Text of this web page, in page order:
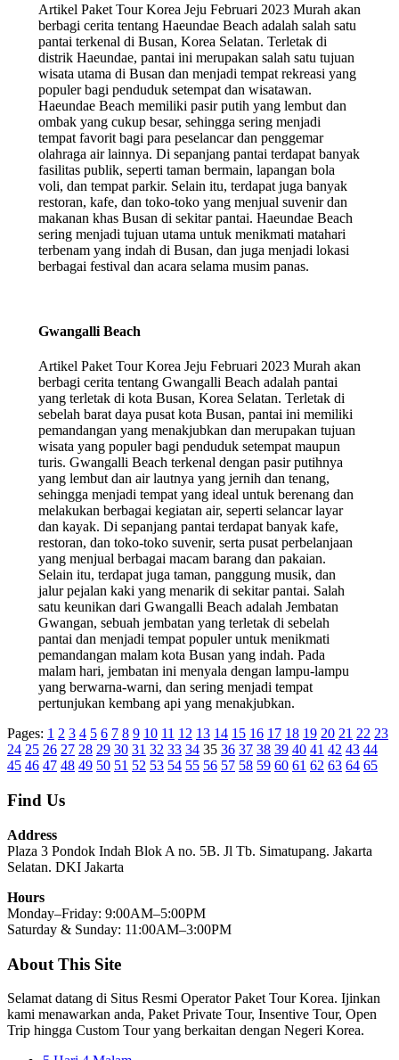
Artikel Paket Tour Korea Jeju Februari 2023 Murah akan
berbagi cerita tentang Haeundae Beach adalah salah satu
pantai terkenal di Busan, Korea Selatan. Terletak di
distrik Haeundae, pantai ini merupakan salah satu tujuan
wisata utama di Busan dan menjadi tempat rekreasi yang
populer bagi penduduk setempat dan wisatawan.
Haeundae Beach memiliki pasir putih yang lembut dan
ombak yang cukup besar, sehingga sering menjadi
tempat favorit bagi para peselancar dan penggemar
olahraga air lainnya. Di sepanjang pantai terdapat banyak
fasilitas publik, seperti taman bermain, lapangan bola
voli, dan tempat parkir. Selain itu, terdapat juga banyak
restoran, kafe, dan toko-toko yang menjual suvenir dan
makanan khas Busan di sekitar pantai. Haeundae Beach
sering menjadi tujuan utama untuk menikmati matahari
terbenam yang indah di Busan, dan juga menjadi lokasi
berbagai festival dan acara selama musim panas.
Gwangalli Beach
Artikel Paket Tour Korea Jeju Februari 2023 Murah akan
berbagi cerita tentang Gwangalli Beach adalah pantai
yang terletak di kota Busan, Korea Selatan. Terletak di
sebelah barat daya pusat kota Busan, pantai ini memiliki
pemandangan yang menakjubkan dan merupakan tujuan
wisata yang populer bagi penduduk setempat maupun
turis. Gwangalli Beach terkenal dengan pasir putihnya
yang lembut dan air lautnya yang jernih dan tenang,
sehingga menjadi tempat yang ideal untuk berenang dan
melakukan berbagai kegiatan air, seperti selancar layar
dan kayak. Di sepanjang pantai terdapat banyak kafe,
restoran, dan toko-toko suvenir, serta pusat perbelanjaan
yang menjual berbagai macam barang dan pakaian.
Selain itu, terdapat juga taman, panggung musik, dan
jalur pejalan kaki yang menarik di sekitar pantai. Salah
satu keunikan dari Gwangalli Beach adalah Jembatan
Gwangan, sebuah jembatan yang terletak di sebelah
pantai dan menjadi tempat populer untuk menikmati
pemandangan malam kota Busan yang indah. Pada
malam hari, jembatan ini menyala dengan lampu-lampu
yang berwarna-warni, dan sering menjadi tempat
pertunjukan kembang api yang menakjubkan.
Pages: 1 2 3 4 5 6 7 8 9 10 11 12 13 14 15 16 17 18 19 20 21 22 23
24 25 26 27 28 29 30 31 32 33 34 35 36 37 38 39 40 41 42 43 44
45 46 47 48 49 50 51 52 53 54 55 56 57 58 59 60 61 62 63 64 65
Find Us
Address
Plaza 3 Pondok Indah Blok A no. 5B. Jl Tb. Simatupang. Jakarta
Selatan. DKI Jakarta
Hours
Monday–Friday: 9:00AM–5:00PM
Saturday & Sunday: 11:00AM–3:00PM
About This Site
Selamat datang di Situs Resmi Operator Paket Tour Korea. Ijinkan
kami menawarkan anda, Paket Private Tour, Insentive Tour, Open
Trip hingga Custom Tour yang berkaitan dengan Negeri Korea.